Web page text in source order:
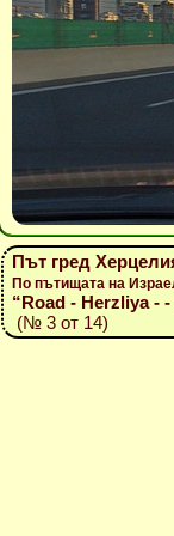
Път гред
По пътищата на
“Road - Herzliya -
(№ 3 от 14)